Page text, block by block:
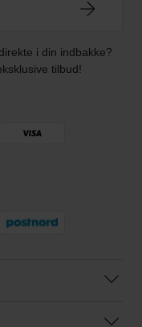
i din indbakke?
tilbud!